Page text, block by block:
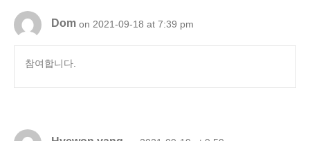
Dom on 2021-09-18 at 7:39 pm
참여합니다.